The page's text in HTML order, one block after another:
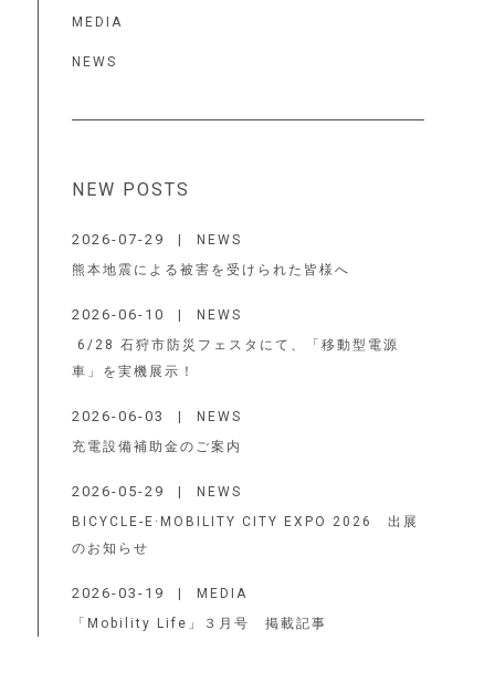
MEDIA
NEWS
NEW POSTS
2026-07-29
NEWS
熊本地震による被害を受けられた皆様へ
2026-06-10
NEWS
6/28 石狩市防災フェスタにて、「移動型電源
車」を実機展示！
2026-06-03
NEWS
充電設備補助金のご案内
2026-05-29
NEWS
BICYCLE-E·MOBILITY CITY EXPO 2026 出展
のお知らせ
2026-03-19
MEDIA
「Mobility Life」３月号 掲載記事